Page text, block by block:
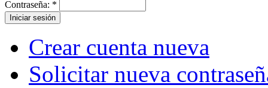
Contraseña: *
Crear cuenta nueva
Solicitar nueva